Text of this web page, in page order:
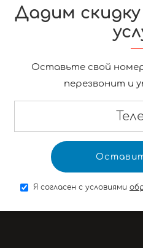
Дадим
Оставьте свой
перезвонит и
Я согласен с условиями